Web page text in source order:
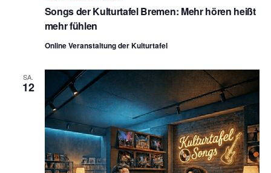
Songs der Kulturtafel Bremen: Mehr hören heißt
mehr fühlen
Online Veranstaltung der Kulturtafel
SA.
12